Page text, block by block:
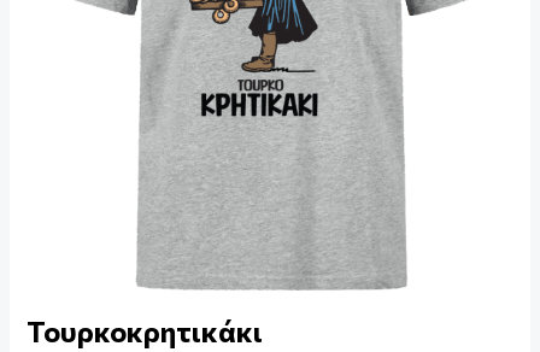
Τουρκοκρητικάκι